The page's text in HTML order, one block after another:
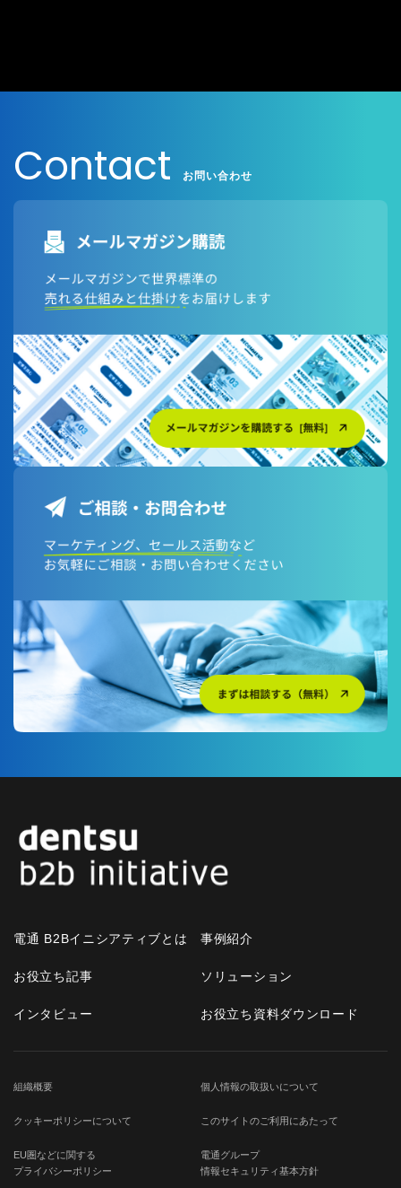
Contact お問い合わせ
電通 B2Bイニシアティブとは
お役立ち記事
インタビュー
事例紹介
ソリューション
お役立ち資料ダウンロード
組織概要 個人情報の取扱いについて
クッキーポリシーについて このサイトのご利用にあたって
EU圏などに関する
プライバシーポリシー
電通グループ
情報セキュリティ基本方針